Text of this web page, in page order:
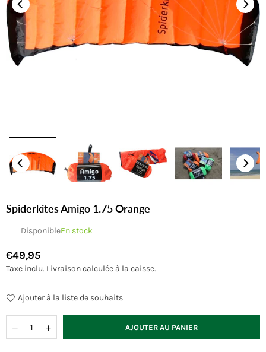
Spiderkites Amigo 1.75 Orange
DisponibleEn stock
Prix
régulier
€49,95
Taxe inclu. Livraisoncalculée à la caisse.
Ajouter à la liste de souhaits
AJOUTER AU PANIER